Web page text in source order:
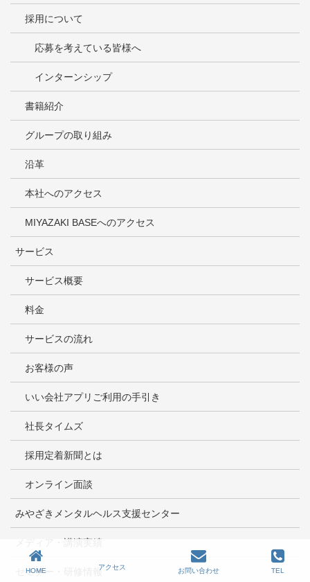
採用について
応募を考えている皆様へ
インターンシップ
書籍紹介
グループの取り組み
沿革
本社へのアクセス
MIYAZAKI BASEへのアクセス
サービス
サービス概要
料金
サービスの流れ
お客様の声
いい会社アプリご利用の手引き
社長タイムズ
採用定着新聞とは
オンライン面談
みやざきメンタルヘルス支援センター
メディア・講演実績
セミナー・研修情報
HOME アクセス お問い合わせ TEL